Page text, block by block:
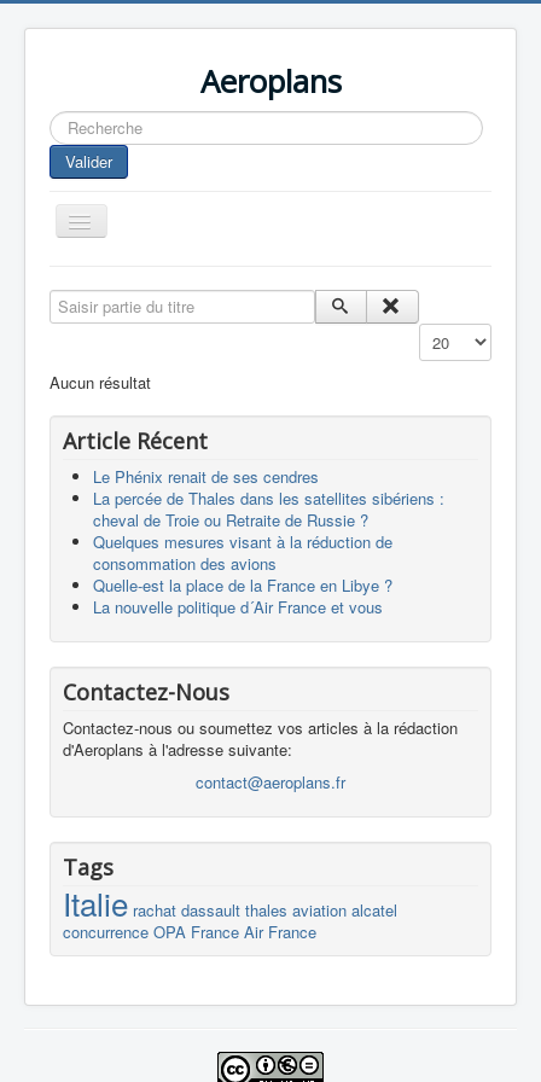
Aeroplans
Rechercher
Valider
Toggle
Navigation
Aviation Commerciale
Europespace
Drones
Saisir partie du titre
Affichage #
Aucun résultat
Article Récent
Le Phénix renait de ses cendres
La percée de Thales dans les satellites sibériens :
cheval de Troie ou Retraite de Russie ?
Quelques mesures visant à la réduction de
consommation des avions
Quelle-est la place de la France en Libye ?
La nouvelle politique d´Air France et vous
Contactez-Nous
Contactez-nous ou soumettez vos articles à la rédaction
d'Aeroplans à l'adresse suivante:
contact@aeroplans.fr
Tags
Italie rachat dassault thales aviation alcatel
concurrence OPA France Air France